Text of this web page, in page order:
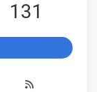
131